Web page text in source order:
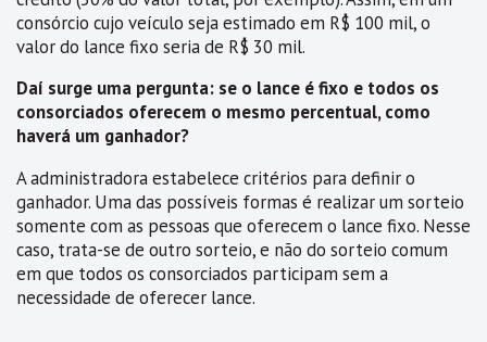
consórcio cujo veículo seja estimado em R$ 100 mil, o
valor do lance fixo seria de R$ 30 mil.
Daí surge uma pergunta: se o lance é fixo e todos os
consorciados oferecem o mesmo percentual, como
haverá um ganhador?
A administradora estabelece critérios para definir o
ganhador. Uma das possíveis formas é realizar um sorteio
somente com as pessoas que oferecem o lance fixo. Nesse
caso, trata-se de outro sorteio, e não do sorteio comum
em que todos os consorciados participam sem a
necessidade de oferecer lance.